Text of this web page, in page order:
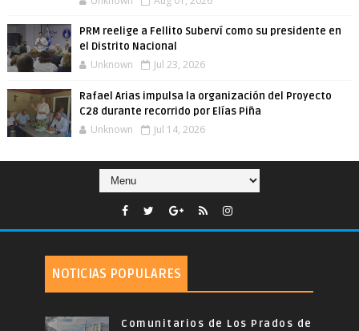
PRM reelige a Fellito Suberví como su presidente en
el Distrito Nacional
Unknown Jul 23, 2026
Rafael Arias impulsa la organización del Proyecto
C28 durante recorrido por Elías Piña
Unknown Jul 14, 2026
NOTICIAS POPULARES
Comunitarios de Los Prados de